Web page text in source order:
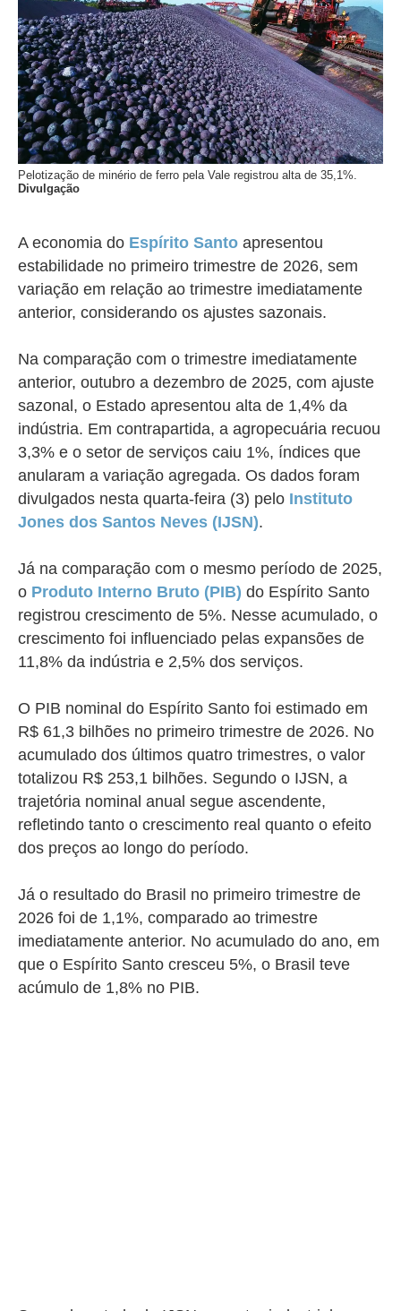
Pelotização de minério de ferro pela Vale registrou alta de 35,1%.
Divulgação
A economia do Espírito Santo apresentou
estabilidade no primeiro trimestre de 2026, sem
variação em relação ao trimestre imediatamente
anterior, considerando os ajustes sazonais.
Na comparação com o trimestre imediatamente
anterior, outubro a dezembro de 2025, com ajuste
sazonal, o Estado apresentou alta de 1,4% da
indústria. Em contrapartida, a agropecuária recuou
3,3% e o setor de serviços caiu 1%, índices que
anularam a variação agregada. Os dados foram
divulgados nesta quarta-feira (3) pelo Instituto
Jones dos Santos Neves (IJSN).
Já na comparação com o mesmo período de 2025,
o Produto Interno Bruto (PIB) do Espírito Santo
registrou crescimento de 5%. Nesse acumulado, o
crescimento foi influenciado pelas expansões de
11,8% da indústria e 2,5% dos serviços.
O PIB nominal do Espírito Santo foi estimado em
R$ 61,3 bilhões no primeiro trimestre de 2026. No
acumulado dos últimos quatro trimestres, o valor
totalizou R$ 253,1 bilhões. Segundo o IJSN, a
trajetória nominal anual segue ascendente,
refletindo tanto o crescimento real quanto o efeito
dos preços ao longo do período.
Já o resultado do Brasil no primeiro trimestre de
2026 foi de 1,1%, comparado ao trimestre
imediatamente anterior. No acumulado do ano, em
que o Espírito Santo cresceu 5%, o Brasil teve
acúmulo de 1,8% no PIB.